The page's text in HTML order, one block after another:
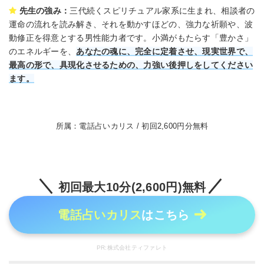
先生の強み： 三代続くスピリチュアル家系に生まれ、相談者の
運命の流れを読み解き、それを動かすほどの、強力な祈願や、波
動修正を得意とする男性能力者です。小満がもたらす「豊かさ」
のエネルギーを、 あなたの魂に、完全に定着させ、現実世界で、
最高の形で、具現化させるための、力強い後押しをしてください
ます。
所属：電話占いカリス / 初回2,600円分無料
初回最大10分(2,600円)無料
電話占いカリスはこちら
PR:株式会社ティファレト